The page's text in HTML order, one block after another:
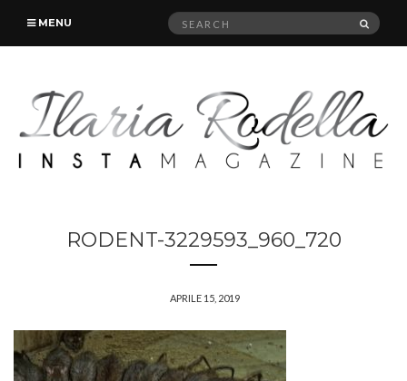
MENU
Search
RODENT-3229593_960_720
APRILE 15, 2019